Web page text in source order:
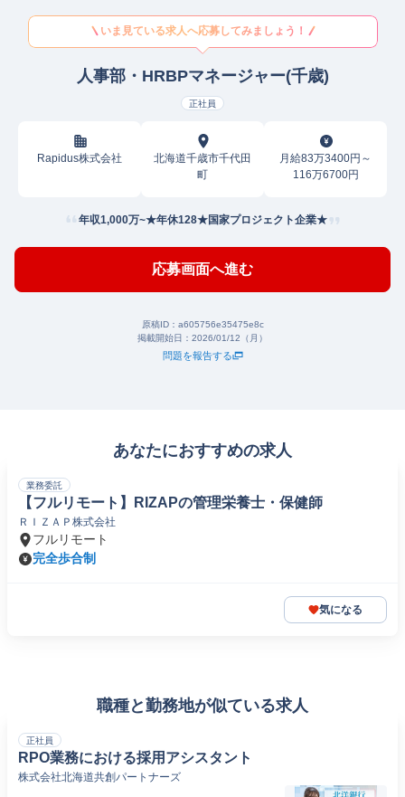
いま見ている求人へ応募してみましょう！
人事部・HRBPマネージャー(千歳)
正社員
Rapidus株式会社
北海道千歳市千代田
町
月給83万3400円～
116万6700円
年収1,000万~★年休128★国家プロジェクト企業★
応募画面へ進む
原稿ID： a605756e35475e8c
掲載開始日： 2026/01/12（月）
問題を報告する
あなたにおすすめの求人
業務委託
【フルリモート】RIZAPの管理栄養士・保健師
ＲＩＺＡＰ株式会社
フルリモート
完全歩合制
気になる
職種と勤務地が似ている求人
正社員
RPO業務における採用アシスタント
株式会社北海道共創パートナーズ